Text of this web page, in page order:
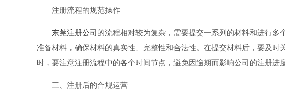
注册流程的规范操作
东莞注册公司 的流程相对较为复杂，需要提交一系列的材料和进行
准备材料，确保材料的真实性、完整性和合法性。在提交材料后，要及时
时，要注意注册流程中的各个时间节点，避免因逾期而影响公司的注册进度
三、注册后的合规运营